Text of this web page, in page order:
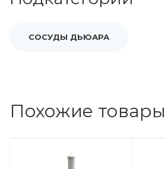
СОСУДЫ ДЬЮАРА
Похожие товары